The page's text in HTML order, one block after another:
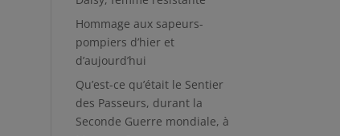
Hommage aux sapeurs-
pompiers d’hier et
d’aujourd’hui
Qu’est-ce qu’était le Sentier
des Passeurs, durant la
Seconde Guerre mondiale, à